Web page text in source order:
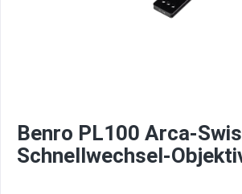
Benro PL100 Arca-
Schnellwechsel-